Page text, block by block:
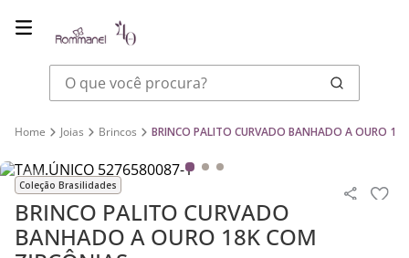
O que você procura?
Joias Brincos BRINCO PALITO CURVADO BANHADO A OURO
Coleção Brasilidades
BRINCO PALITO CURVADO
BANHADO A OURO 18K COM